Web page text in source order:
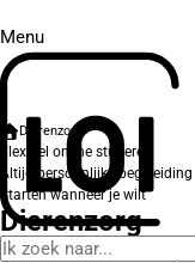
Menu
Dierenzorg
Flexibel online studeren
Altijd persoonlijke begeleiding
Starten wanneer je wilt
Dierenzorg
Houd je van dieren en